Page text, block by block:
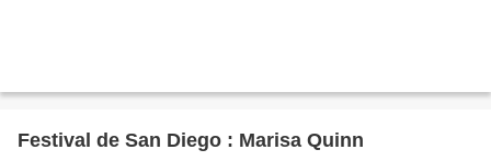
Festival de San Diego : Marisa Quinn